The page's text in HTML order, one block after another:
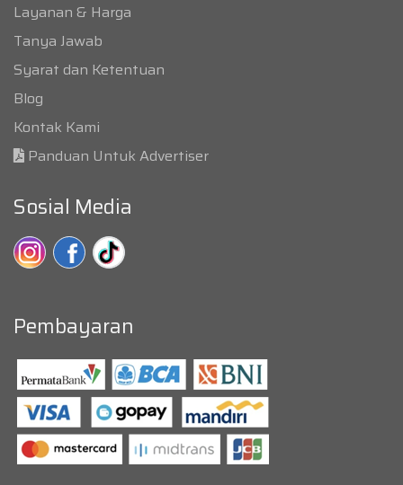
Layanan & Harga
Tanya Jawab
Syarat dan Ketentuan
Blog
Kontak Kami
Panduan Untuk Advertiser
Sosial Media
Pembayaran